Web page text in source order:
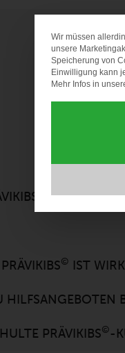
?
© IST
PRÄVIKIBS©-
Wir müssen
unsere
Speicherung von
Einwilligung kann
Mehr Infos in